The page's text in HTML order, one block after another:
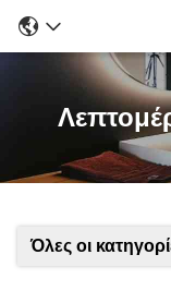
Όλες οι